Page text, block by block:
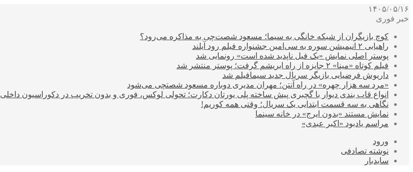
۱۴۰۵/۰۵/۱۶
خبر فوری
کوچ بازیگران از شبکه خانگی به سیما؛ مسعود شصت‌چی به مذاکره می‌رود؟
راهیابی ۲ انیمیشن سوره به سی‌امین جشنواره فیلم رود آیلند
پوستر اصلی نمایش «یک فیل ناپدید شده است» رونمایی شد
فیلم کوتاه «مینا» ۲ جایزه از راه ابریشم گرفت؛ پوستر منتشر شد
داریوش فرضیایی بازیگر سریال جدید سیمافیلم شد
«مرد سه هزار چهره» در راه آنتن؛ مهران مدیری دوباره مسعود شصتچی می‌شود
انواع قاب بندی دیوار با گچبری پیش ساخته پلی یورتان دکارت؛ تحولی لوکس، فوری و بدون تخریب در دکوراسیون داخلی
نگاهی به سه قسمت ابتدایی یک سریال؛ وقتی همه کوریم!
نمایش مستند «بدون ایرج» در خانه سینما
مراسم یادبود «اکبر عبدی»
ورود
نوشته تصادفی
سایدبار